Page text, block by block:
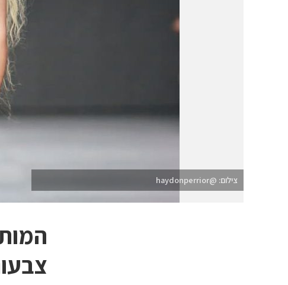
צילום: @haydonperrior